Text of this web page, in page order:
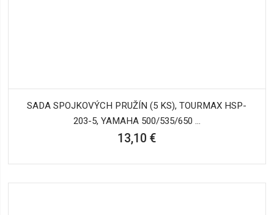
SADA SPOJKOVÝCH PRUŽÍN (5 KS), TOURMAX HSP-
203-5, YAMAHA 500/535/650 ...
13,10 €